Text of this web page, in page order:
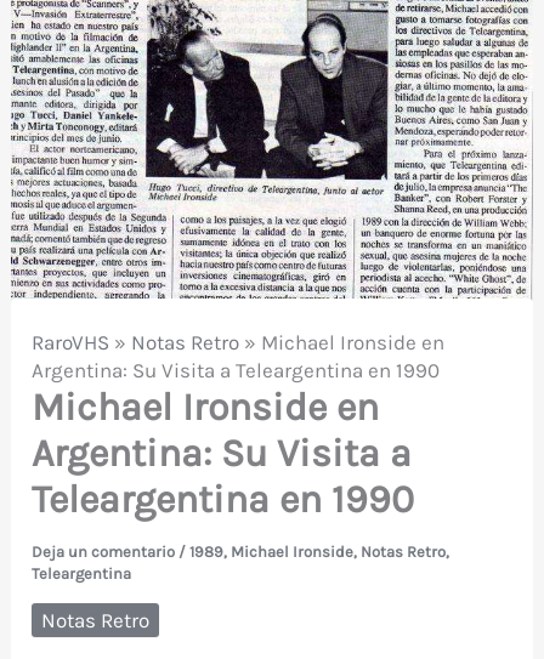
RaroVHS » Notas Retro » Michael Ironside en
Argentina: Su Visita a Teleargentina en 1990
Michael Ironside en
Argentina: Su Visita a
Teleargentina en 1990
Deja un comentario /1989, Michael Ironside, Notas Retro,
Teleargentina
Notas Retro